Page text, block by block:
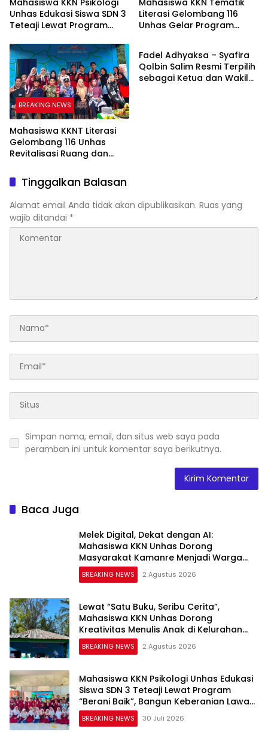
Mahasiswa KKN Psikologi
Unhas Edukasi Siswa SDN 3
Teteaji Lewat Program
Keberanian Lawan Bullying
Mahasiswa KKN Tematik
Literasi Gelombang 116
Unhas Gelar Program
Membaca Nyaring
BREAKING NEWS
Mahasiswa KKNT Literasi
Gelombang 116 Unhas
Revitalisasi Ruang dan
Tolo, Hadirkan CAKRAWALA
sebagai Pusat Literasi
Masyarakat
BREAKING NEWS
Fadel Adhyaksa – Syafira
Qolbin Salim Resmi Terpilih
sebagai Ketua dan Wakil
Tinggalkan Balasan
Alamat email Anda tidak akan dipublikasikan. Ruas yang
wajib ditandai *
Simpan nama, email, dan situs web saya pada
peramban ini untuk komentar saya berikutnya.
Baca Juga
Melek Digital, Dekat dengan AI:
Mahasiswa KKN Unhas Dorong
Masyarakat Kamanre Menjadi Warga
Digital yang Cerdas dan Adaptif
BREAKING NEWS 2 Agustus 2026
Lewat “Satu Buku, Seribu Cerita”,
Mahasiswa KKN Unhas Dorong
Kreativitas Menulis Anak di Kelurahan
Tolo
BREAKING NEWS 2 Agustus 2026
Mahasiswa KKN Psikologi Unhas Edukasi
Siswa SDN 3 Teteaji Lewat Program
“Berani Baik”, Bangun Keberanian Lawan
Bullying
BREAKING NEWS 30 Juli 2026